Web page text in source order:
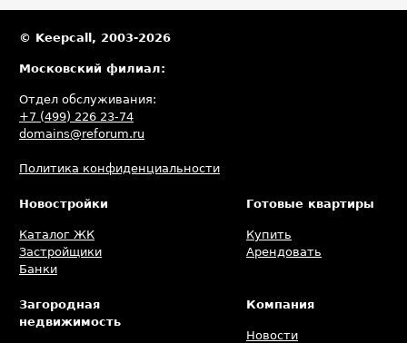
© Keepcall, 2003-2026
Московский филиал:
Отдел обслуживания:
+7 (499) 226 23-74
domains@reforum.ru
Политика конфиденциальности
Новостройки
Каталог ЖК
Застройщики
Банки
Готовые квартиры
Купить
Арендовать
Загородная
недвижимость
Компания
Новости